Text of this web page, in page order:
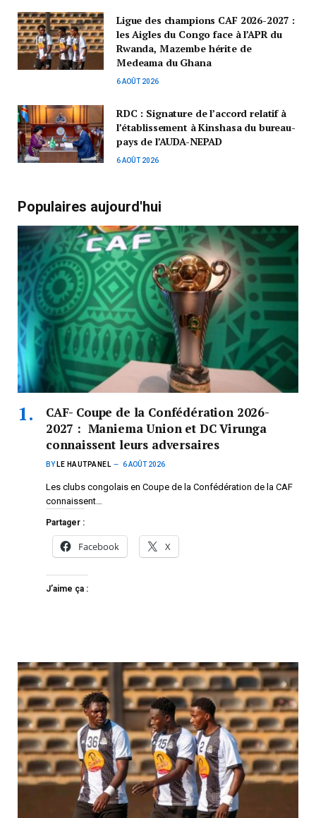
Ligue des champions CAF 2026-2027 :
les Aigles du Congo face à l’APR du
Rwanda, Mazembe hérite de
Medeama du Ghana
6 AOÛT 2026
RDC : Signature de l’accord relatif à
l’établissement à Kinshasa du bureau-
pays de l’AUDA-NEPAD
6 AOÛT 2026
Populaires aujourd'hui
CAF- Coupe de la Confédération 2026-
2027 : Maniema Union et DC Virunga
connaissent leurs adversaires
BY LE HAUTPANEL 6 AOÛT 2026
Les clubs congolais en Coupe de la Confédération de la CAF
connaissent…
Partager :
Facebook X
J’aime ça :